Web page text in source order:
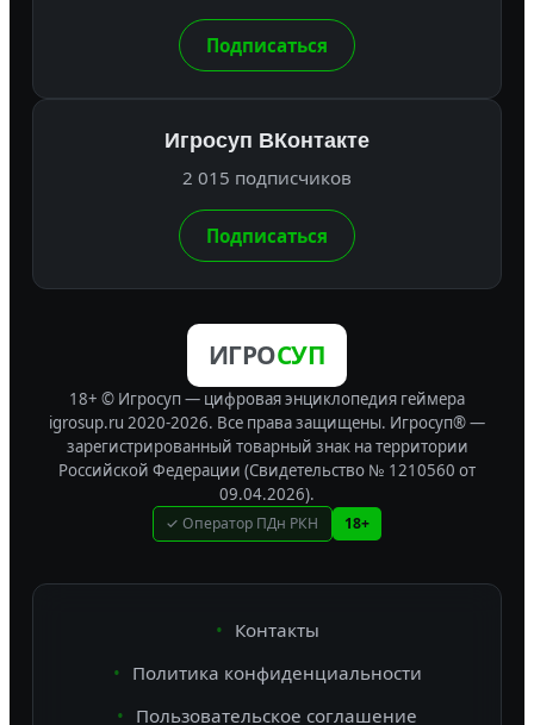
Подписаться
Игросуп ВКонтакте
2 015 подписчиков
Подписаться
ИГРОСУП
18+ © Игросуп — цифровая энциклопедия геймера
igrosup.ru 2020-2026. Все права защищены. Игросуп® —
зарегистрированный товарный знак на территории
Российской Федерации (Свидетельство № 1210560 от
09.04.2026).
✓ Оператор ПДн РКН 18+
Контакты
Политика конфиденциальности
Пользовательское соглашение